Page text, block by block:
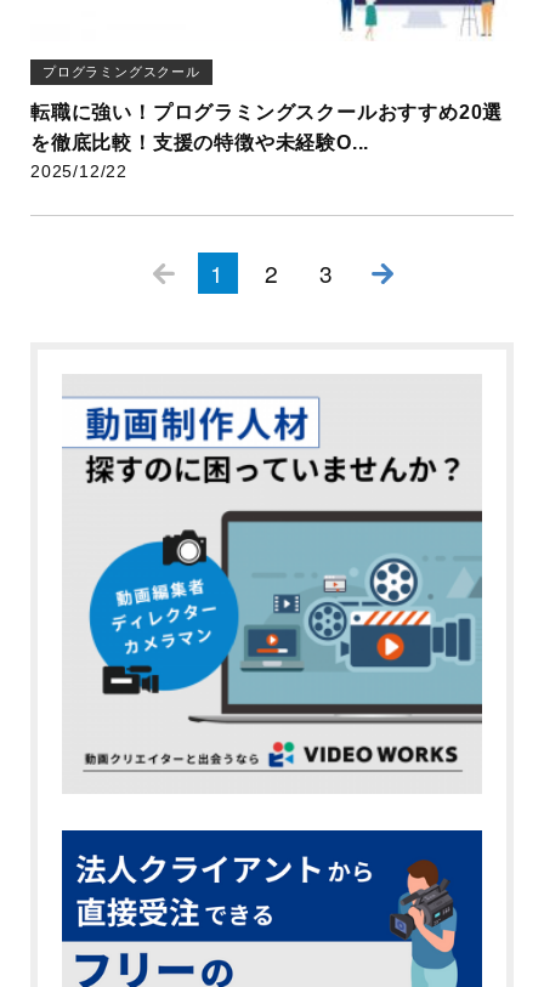
プログラミングスクール
転職に強い！プログラミングスクールおすすめ20選
を徹底比較！支援の特徴や未経験O...
2025/12/22
1 2 3